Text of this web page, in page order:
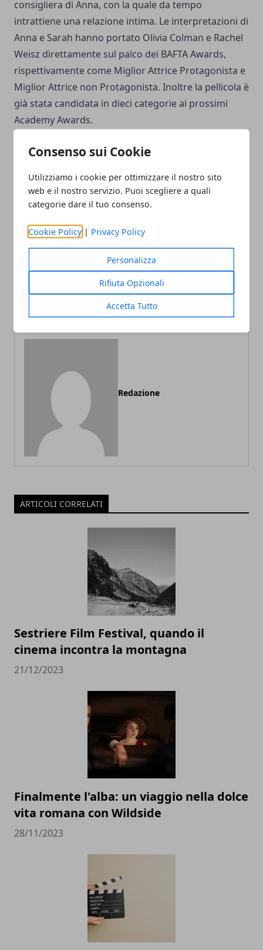
Consenso sui Cookie
Utilizziamo i cookie per ottimizzare il nostro sito
web e il nostro servizio. Puoi scegliere a quali
categorie dare il tuo consenso.
Cookie Policy | Privacy Policy
Personalizza
Rifiuta Opzionali
Accetta Tutto
consigliera di Anna, con la quale da tempo
intrattiene una relazione intima. Le interpretazioni di
Anna e Sarah hanno portato Olivia Colman e Rachel
Weisz direttamente sul palco dei BAFTA Awards,
rispettivamente come Miglior Attrice Protagonista e
Miglior Attrice non Protagonista. Inoltre la pellicola è
già stata candidata in dieci categorie ai prossimi
Academy Awards.
Facebook
TwitterWhatsapp
sarà in Tv il film dedicato a
e recensione del nuovo
Redazione
ARTICOLI CORRELATI
Sestriere Film Festival, quando il
cinema incontra la montagna
21/12/2023
Finalmente l'alba: un viaggio nella dolce
vita romana con Wildside
28/11/2023